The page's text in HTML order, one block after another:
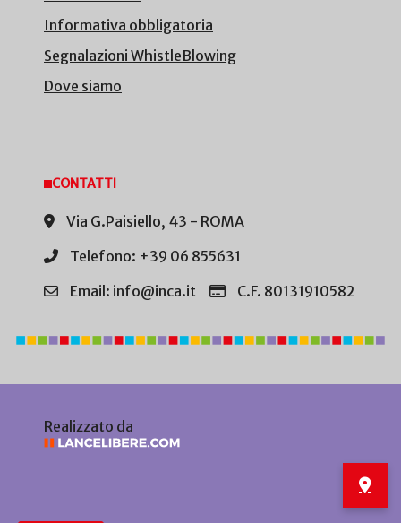
Informativa obbligatoria
Segnalazioni WhistleBlowing
Dove siamo
CONTATTI
Via G.Paisiello, 43 - ROMA
Telefono: +39 06 855631
Email: info@inca.it
C.F. 80131910582
Realizzato da